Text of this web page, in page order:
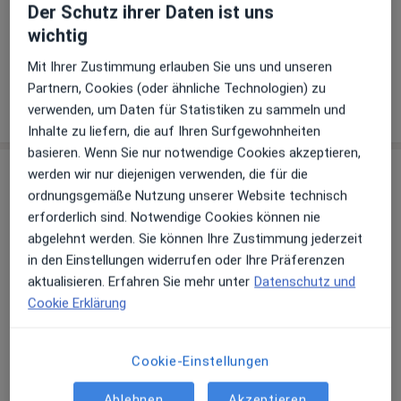
Telefonnummer
040 897...
040 897...
Telefonnummer anzeigen
Mehr Details anzeigen
über die Adresse
Erfahrungen
Bewerten
22 Bewertungen
Jede einzelne Bewertungen ist wichtig. Wir
prüfen und moderieren Bewertungen
Der Schutz ihrer Daten ist uns
wichtig
Mit Ihrer Zustimmung erlauben Sie uns und unseren
Partnern, Cookies (oder ähnliche Technologien) zu
verwenden, um Daten für Statistiken zu sammeln und
Inhalte zu liefern, die auf Ihren Surfgewohnheiten
basieren. Wenn Sie nur notwendige Cookies akzeptieren,
werden wir nur diejenigen verwenden, die für die
ordnungsgemäße Nutzung unserer Website technisch
erforderlich sind. Notwendige Cookies können nie
abgelehnt werden. Sie können Ihre Zustimmung jederzeit
in den Einstellungen widerrufen oder Ihre Präferenzen
aktualisieren. Erfahren Sie mehr unter Datenschutz und
Cookie Erklärung
Cookie-Einstellungen